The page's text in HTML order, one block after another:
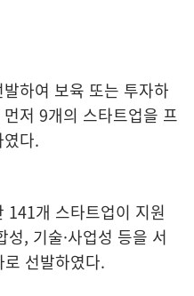
하여 보육 또는 투자하
저 9개의 스타트업을 프
다.
개 스타트업이 지원
, 기술·사업성 등을 서
선발하였다.